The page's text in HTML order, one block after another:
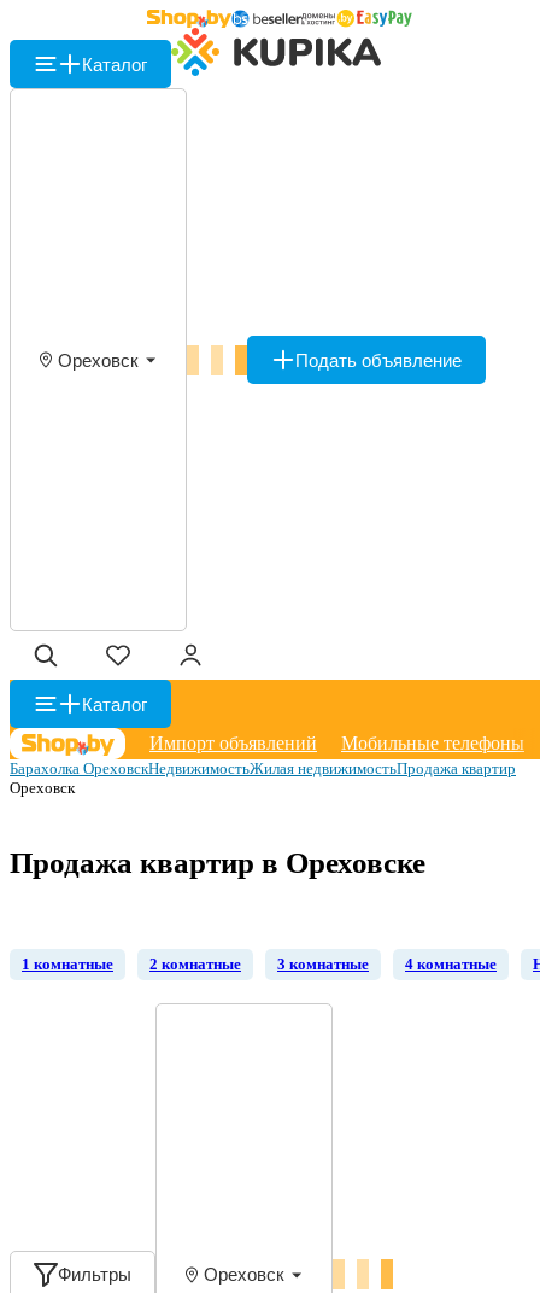
Каталог
Ореховск Подать объявление
Каталог
Импорт объявлений
Мобильные телефоны
Барахолка ОреховскНедвижимостьЖилая недвижимостьПродажа квартир
Ореховск
Продажа квартир в Ореховске
1 комнатные 2 комнатные 3 комнатные 4 комнатные
Фильтры Ореховск